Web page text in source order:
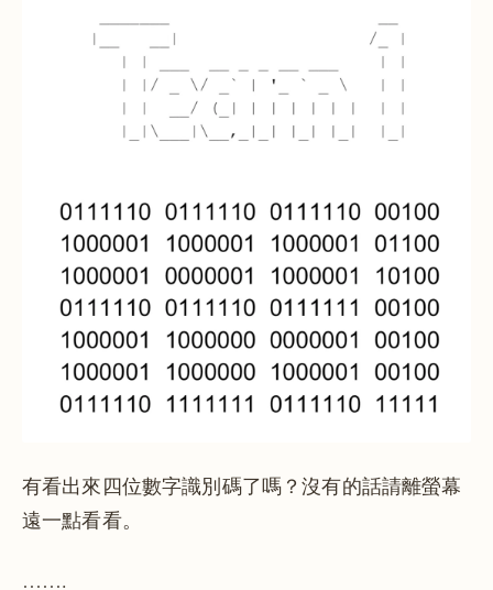
有看出來四位數字識別碼了嗎？沒有的話請離螢幕
遠一點看看。
…….